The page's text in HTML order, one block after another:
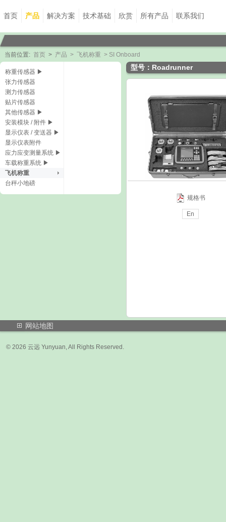
首页 产品 解决方案 技术基础 欣赏 所有产品 联系我们
当前位置: 首页 > 产品 > 飞机称重 > SI Onboard
称重传感器 ▶
张力传感器
测力传感器
贴片传感器
其他传感器 ▶
安装模块 / 附件 ▶
显示仪表 / 变送器 ▶
显示仪表附件
应力应变测量系统 ▶
车载称重系统 ▶
飞机称重
台秤小地磅
型号：Roadrunner
规格书
En
网站地图
© 2026 云远 Yunyuan, All Rights